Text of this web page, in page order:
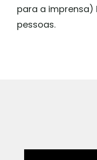
para a imprensa)
pessoas.